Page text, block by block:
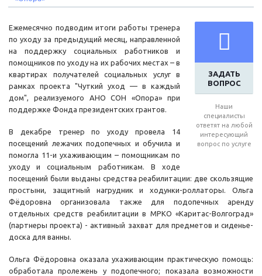
ЗАДАТЬ
ВОПРОС
Наши
специалисты
ответят на любой
интересующий
вопрос по услуге
Ежемесячно подводим итоги работы тренера
по уходу за предыдущий месяц, направленной
на поддержку социальных работников и
помощников по уходу на их рабочих местах – в
квартирах получателей социальных услуг в
рамках проекта "Чуткий уход — в каждый
дом", реализуемого АНО СОН «Опора» при
поддержке Фонда президентских грантов.
В декабре тренер по уходу провела 14
посещений лежачих подопечных и обучила и
помогла 11-и ухаживающим – помощникам по
уходу и социальным работникам. В ходе
посещений были выданы средства реабилитации: две скользящие
простыни, защитный нагрудник и ходунки-роллаторы. Ольга
Фёдоровна организовала также для подопечных аренду
отдельных средств реабилитации в МРКО «Каритас-Волгоград»
(партнеры проекта) - активный захват для предметов и сиденье-
доска для ванны.
Ольга Фёдоровна оказала ухаживающим практическую помощь:
обработала пролежень у подопечного; показала возможности